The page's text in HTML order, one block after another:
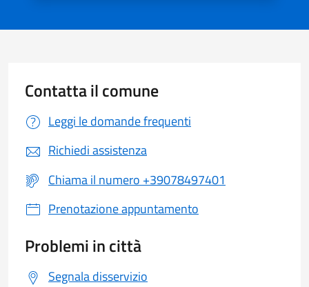
Contatta il comune
Leggi le domande frequenti
Richiedi assistenza
Chiama il numero +39078497401
Prenotazione appuntamento
Problemi in città
Segnala disservizio